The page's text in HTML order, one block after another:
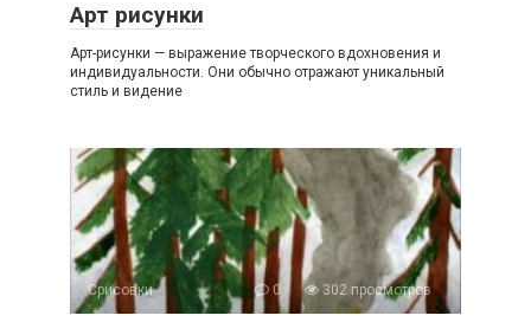
Арт рисунки
Арт-рисунки — выражение творческого вдохновения и
индивидуальности. Они обычно отражают уникальный
стиль и видение
Срисовки 0 302 просмотров